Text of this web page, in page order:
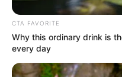
Copy
Link
Email
Share
PT PAL Indonesia bersama
CTA FAVORITE
Why this ordinary drink is
every day